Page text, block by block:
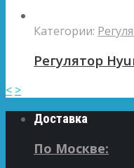
Категории:
Регулятор
< >
Доставка
По Москве: